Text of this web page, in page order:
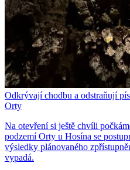
Odkrývají chodbu a odstraňují
Orty
Na otevření si ještě chvíli
podzemí Orty u Hosína se
výsledky plánovaného
vypadá.